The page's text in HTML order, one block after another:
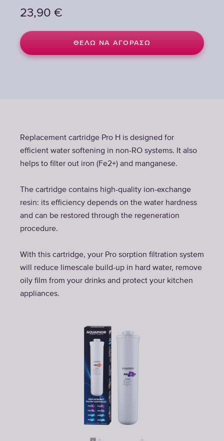
23,90 €
ΘΈΛΩ ΝΑ ΑΓΟΡΆΣΩ
23,90 €
ΘΈΛΩ ΝΑ ΑΓΟΡΆΣΩ
Replacement cartridge Pro H is designed for
efficient water softening in non-RO systems. It also
helps to filter out iron (Fe2+) and manganese.
The cartridge contains high-quality ion-exchange
resin: its efficiency depends on the water hardness
and can be restored through the regeneration
procedure.
With this cartridge, your Pro sorption filtration system
will reduce limescale build-up in hard water, remove
oily film from your drinks and protect your kitchen
appliances.